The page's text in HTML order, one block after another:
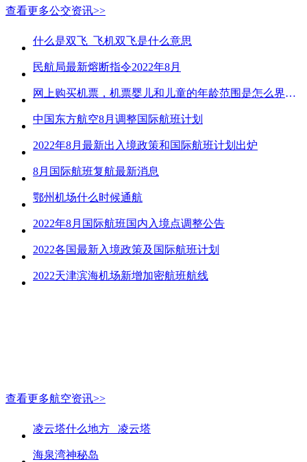
查看更多公交资讯>>
什么是双飞_飞机双飞是什么意思
民航局最新熔断指令2022年8月
网上购买机票，机票婴儿和儿童的年龄范围是怎么界定的？
中国东方航空8月调整国际航班计划
2022年8月最新出入境政策和国际航班计划出炉
8月国际航班复航最新消息
鄂州机场什么时候通航
2022年8月国际航班国内入境点调整公告
2022各国最新入境政策及国际航班计划
2022天津滨海机场新增加密航班航线
查看更多航空资讯>>
凌云塔什么地方_ 凌云塔
海泉湾神秘岛